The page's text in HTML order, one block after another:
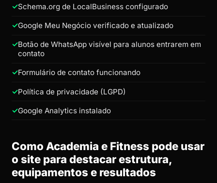
Schema.org de LocalBusiness configurado
Google Meu Negócio verificado e atualizado
Botão de WhatsApp visível para alunos entrarem em
contato
Formulário de contato funcionando
Política de privacidade (LGPD)
Google Analytics instalado
Como Academia e Fitness pode usar
o site para destacar estrutura,
equipamentos e resultados